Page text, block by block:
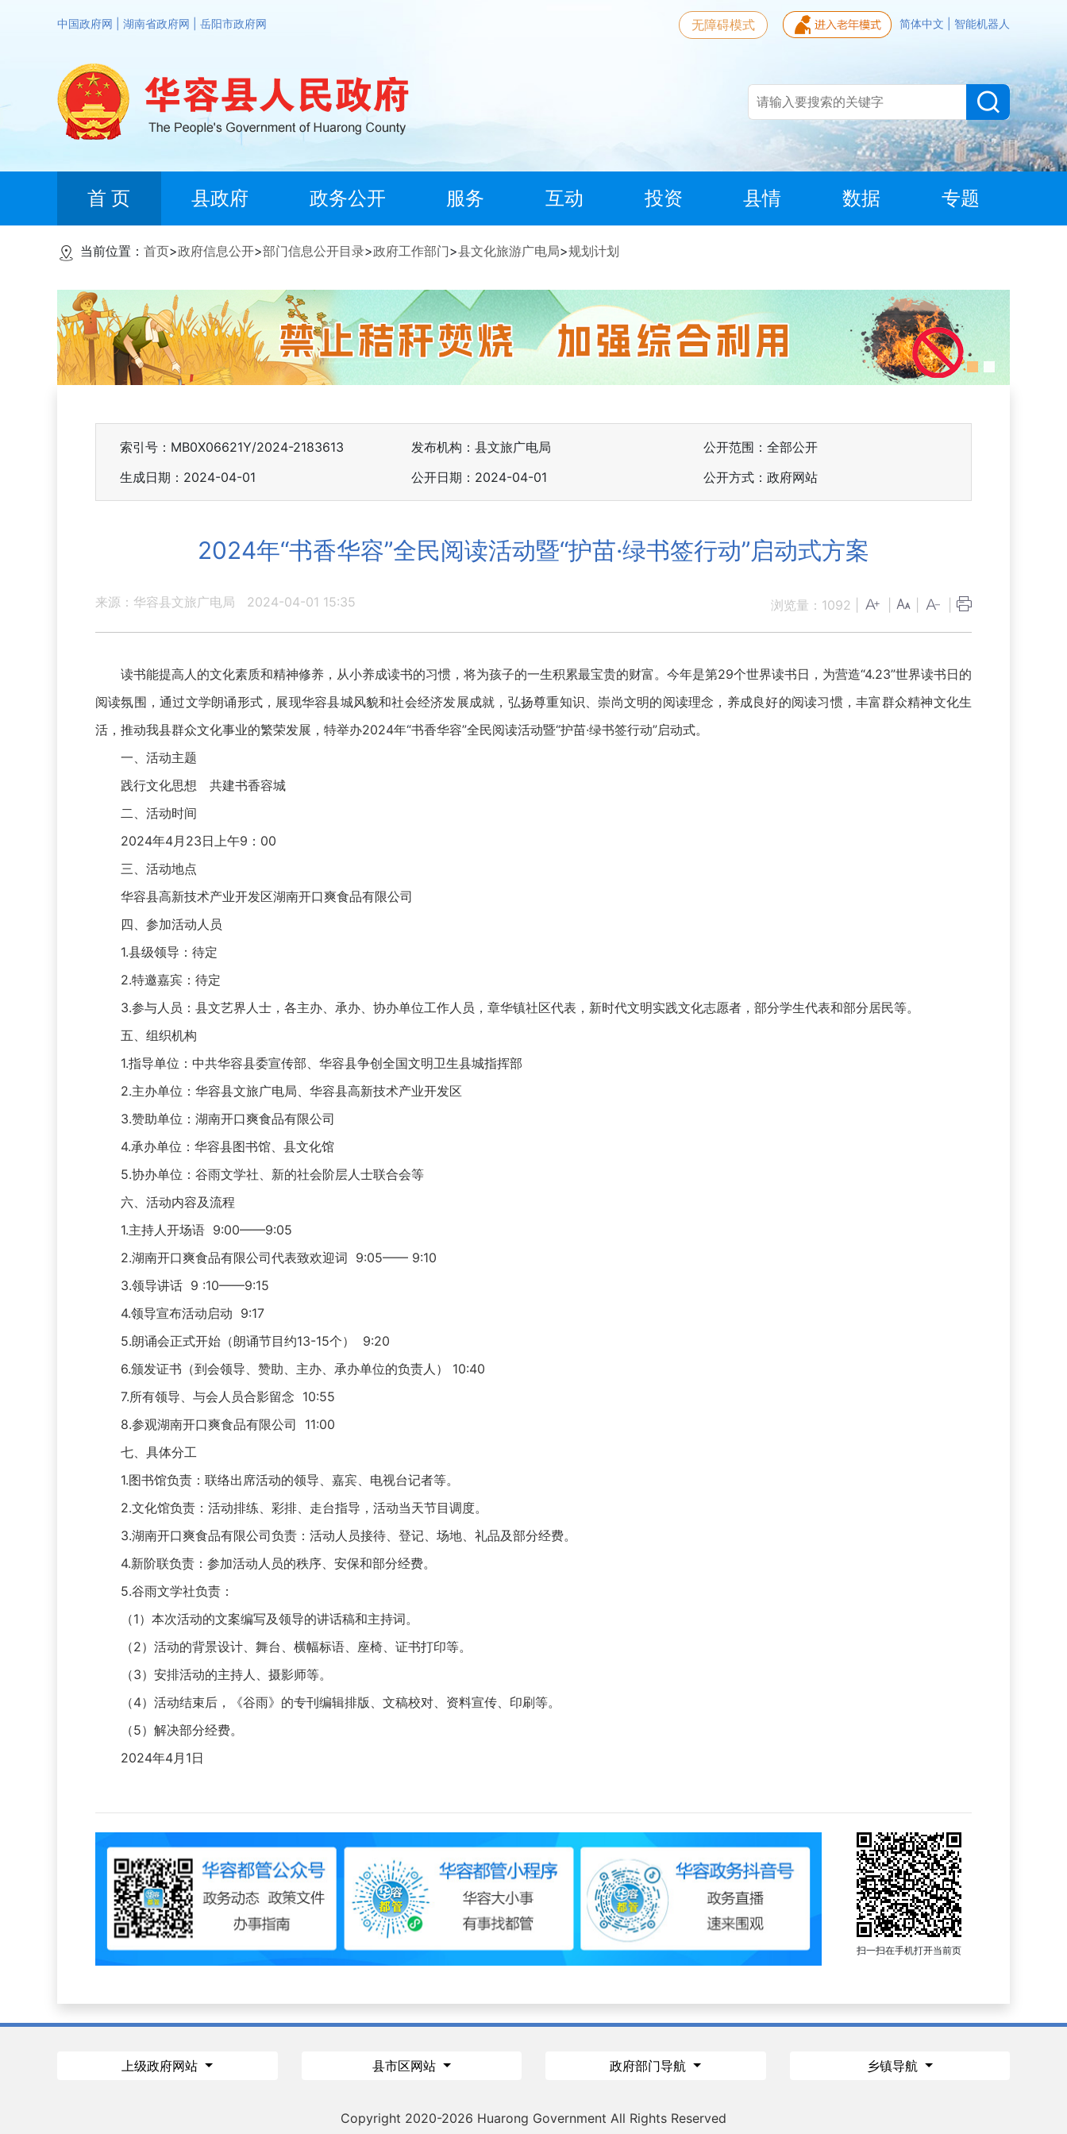
中国政府网 湖南省政府网 岳阳市政府网 简体中文 智能机器人
无障碍模式
首 页 县政府 政务公开 服务 互动 投资 县情 数据 专题
当前位置： 首页>政府信息公开>部门信息公开目录>政府工作部门>县文化旅游广电局>规划计划
索引号：MB0X06621Y/2024-2183613 发布机构：县文旅广电局
公开范围：全部公开
生成日期：2024-04-01
公开日期：2024-04-01 公开方式：政府网站
2024年“书香华容”全民阅读活动暨“护苗·绿书签行动”启动式方案
来源：华容县文旅广电局 2024-04-01 15:35 浏览量： 1092
读书能提高人的文化素质和精神修养，从小养成读书的习惯，将为孩子的一生积累最宝贵的财富。今年是第29个世界读书日，为营造“4.23”世界读书日的
阅读氛围，通过文学朗诵形式，展现华容县城风貌和社会经济发展成就，弘扬尊重知识、崇尚文明的阅读理念，养成良好的阅读习惯，丰富群众精神文化生
活，推动我县群众文化事业的繁荣发展，特举办2024年“书香华容”全民阅读活动暨“护苗·绿书签行动”启动式。
一、活动主题
践行文化思想 共建书香容城
二、活动时间
2024年4月23日上午9：00
三、活动地点
华容县高新技术产业开发区湖南开口爽食品有限公司
四、参加活动人员
1.县级领导：待定
2.特邀嘉宾：待定
3.参与人员：县文艺界人士，各主办、承办、协办单位工作人员，章华镇社区代表，新时代文明实践文化志愿者，部分学生代表和部分居民等。
五、组织机构
1.指导单位：中共华容县委宣传部、华容县争创全国文明卫生县城指挥部
2.主办单位：华容县文旅广电局、华容县高新技术产业开发区
3.赞助单位：湖南开口爽食品有限公司
4.承办单位：华容县图书馆、县文化馆
5.协办单位：谷雨文学社、新的社会阶层人士联合会等
六、活动内容及流程
1.主持人开场语 9:00——9:05
2.湖南开口爽食品有限公司代表致欢迎词 9:05—— 9:10
3.领导讲话 9 :10——9:15
4.领导宣布活动启动 9:17
5.朗诵会正式开始（朗诵节目约13-15个） 9:20
6.颁发证书（到会领导、赞助、主办、承办单位的负责人） 10:40
7.所有领导、与会人员合影留念 10:55
8.参观湖南开口爽食品有限公司 11:00
七、具体分工
1.图书馆负责：联络出席活动的领导、嘉宾、电视台记者等。
2.文化馆负责：活动排练、彩排、走台指导，活动当天节目调度。
3.湖南开口爽食品有限公司负责：活动人员接待、登记、场地、礼品及部分经费。
4.新阶联负责：参加活动人员的秩序、安保和部分经费。
5.谷雨文学社负责：
（1）本次活动的文案编写及领导的讲话稿和主持词。
（2）活动的背景设计、舞台、横幅标语、座椅、证书打印等。
（3）安排活动的主持人、摄影师等。
（4）活动结束后，《谷雨》的专刊编辑排版、文稿校对、资料宣传、印刷等。
（5）解决部分经费。
2024年4月1日
扫一扫在手机打开当前页
上级政府网站 县市区网站 政府部门导航 乡镇导航
Copyright 2020-2026 Huarong Government All Rights Reserved